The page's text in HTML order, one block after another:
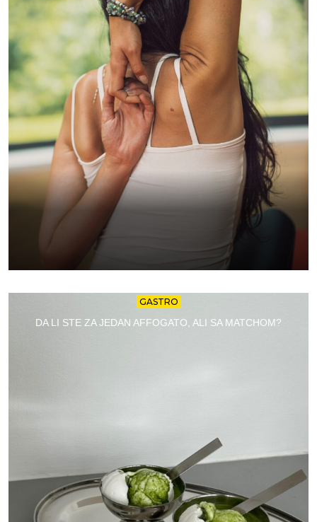
GASTRO
DA LI STE ZA JEDAN AFFOGATO, ALI SA MATCHOM?